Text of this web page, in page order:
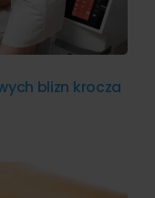
blizn krocza